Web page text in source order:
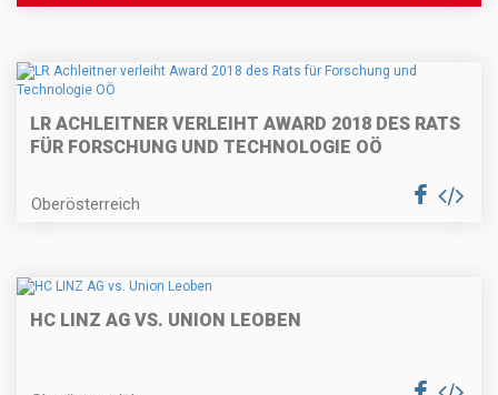
LR ACHLEITNER VERLEIHT AWARD 2018 DES RATS
FÜR FORSCHUNG UND TECHNOLOGIE OÖ
Oberösterreich
HC LINZ AG VS. UNION LEOBEN